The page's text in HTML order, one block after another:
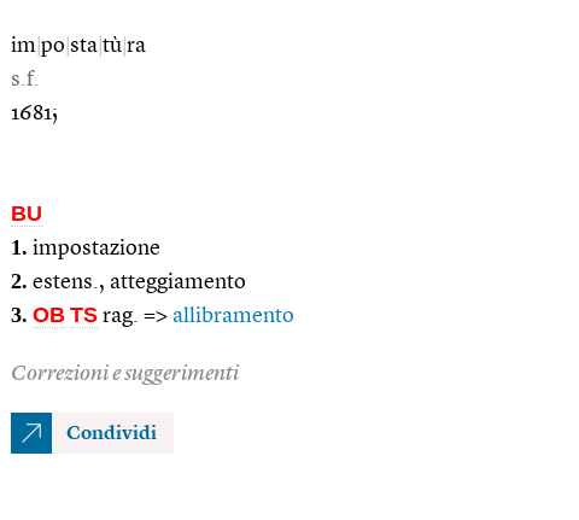
im po sta tù ra
s.f.
1681;
BU
1. impostazione
2. estens., atteggiamento
3. OB TS rag. => allibramento
Correzioni e suggerimenti
Condividi